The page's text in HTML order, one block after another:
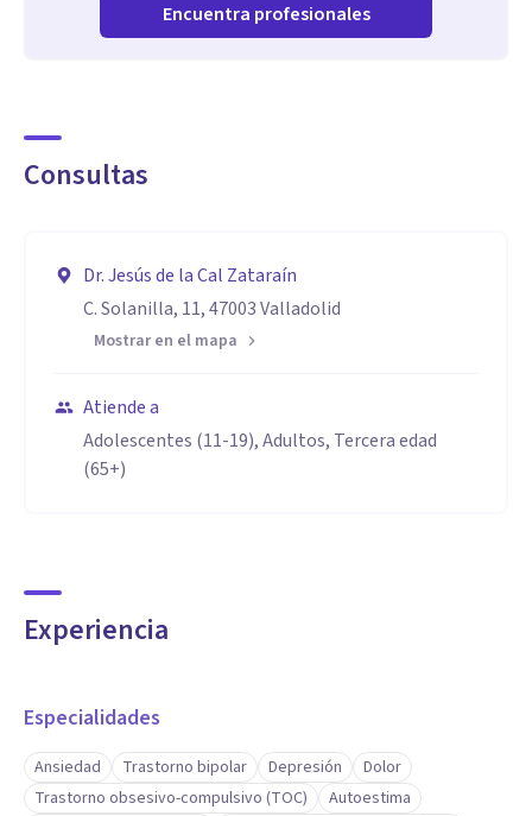
Encuentra profesionales
Consultas
Dr. Jesús de la Cal Zataraín
C. Solanilla, 11, 47003 Valladolid
Mostrar en el mapa
Atiende a
Adolescentes (11-19), Adultos, Tercera edad
(65+)
Experiencia
Especialidades
Ansiedad Trastorno bipolar Depresión
Dolor
Trastorno obsesivo-compulsivo (TOC)
Autoestima